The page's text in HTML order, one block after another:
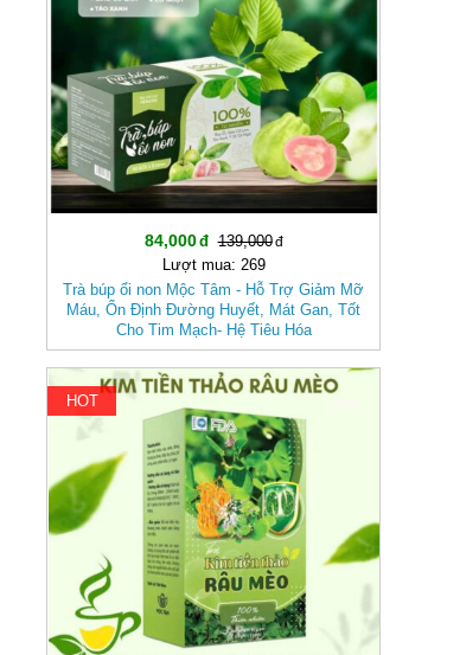
84,000
139,000
Lượt mua: 269
Trà búp ổi non Mộc Tâm - Hỗ Trợ Giảm Mỡ
Máu, Ổn Định Đường Huyết, Mát Gan, Tốt
Cho Tim Mạch- Hệ Tiêu Hóa
HOT